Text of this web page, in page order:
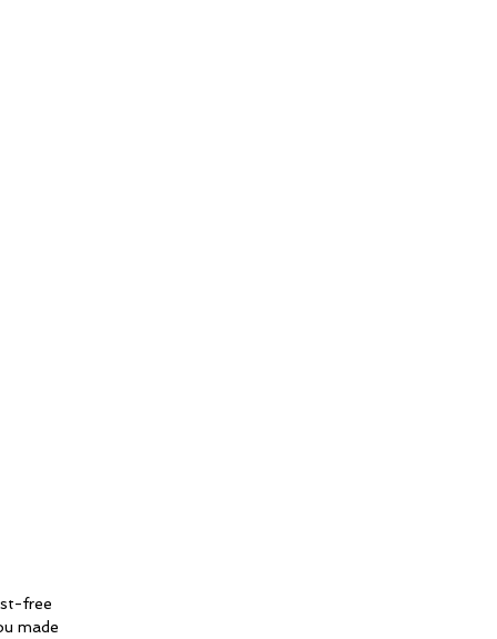
free
made